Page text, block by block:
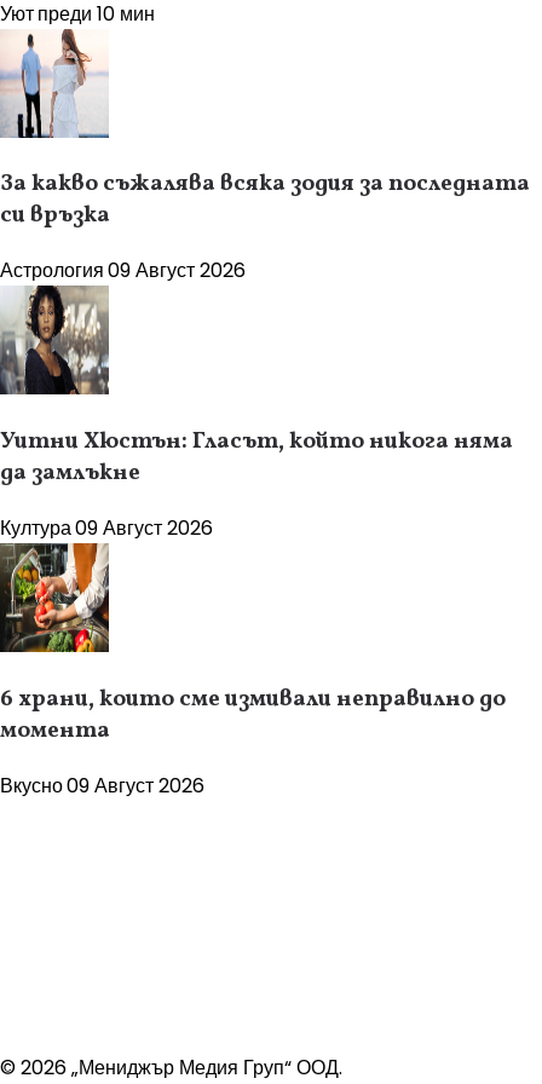
Уютпреди 10 мин
За какво съжалява всяка зодия за последната
си връзка
Астрология09 Август 2026
Уитни Хюстън: Гласът, който никога няма
да замлъкне
Култура09 Август 2026
6 храни, които сме измивали неправилно до
момента
Вкусно09 Август 2026
© 2026 „Мениджър Медия Груп“ ООД.